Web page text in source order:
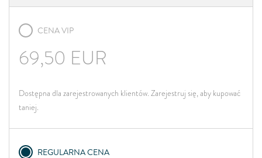
CENA VIP
69,50 EUR
Dostępna dla zarejestrowanych klientów. Zarejestruj się, aby kupować
taniej.
REGULARNA CENA